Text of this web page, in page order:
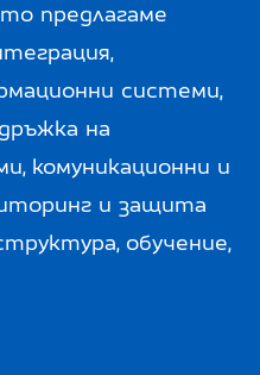
предлагаме
системи,
на
комуникационни и
и защита
обучение,